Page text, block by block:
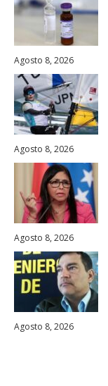
Agosto 8, 2026
Agosto 8, 2026
Agosto 8, 2026
Agosto 8, 2026